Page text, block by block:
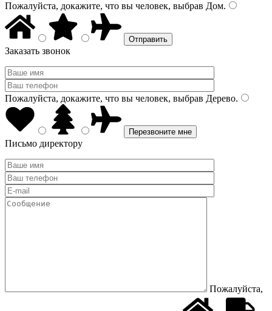
Пожалуйста, докажите, что вы человек, выбрав Дом.
Заказать звонок
Пожалуйста, докажите, что вы человек, выбрав Дерево.
Письмо директору
Пожалуйста,